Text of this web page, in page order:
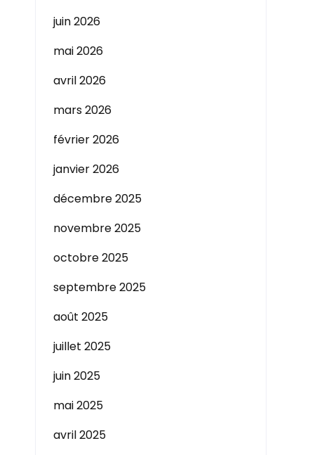
juin 2026
mai 2026
avril 2026
mars 2026
février 2026
janvier 2026
décembre 2025
novembre 2025
octobre 2025
septembre 2025
août 2025
juillet 2025
juin 2025
mai 2025
avril 2025